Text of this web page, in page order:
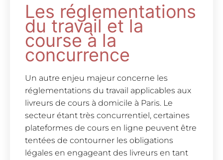
Les réglementations
du travail et la
course à la
concurrence
Un autre enjeu majeur concerne les
réglementations du travail applicables aux
livreurs de cours à domicile à Paris. Le
secteur étant très concurrentiel, certaines
plateformes de cours en ligne peuvent être
tentées de contourner les obligations
légales en engageant des livreurs en tant